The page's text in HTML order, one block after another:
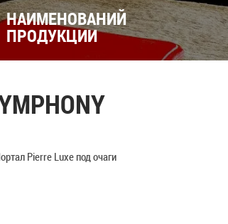
НАИМЕНОВАНИЙ
ПРОДУКЦИИ
Pierre Luxe под очаги